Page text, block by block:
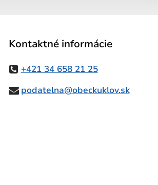
Kontaktné informácie
+421 34 658 21 25
podatelna@obeckuklov.sk